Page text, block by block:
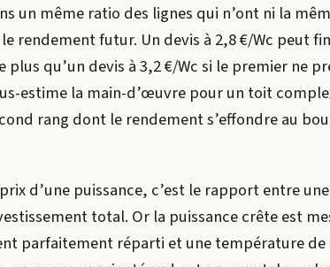
un même ratio des lignes qui n’ont ni la
rendement futur. Un devis à 2,8 €/Wc peut
qu’un devis à 3,2 €/Wc si le premier ne
estime la main-d’œuvre pour un toit
rang dont le rendement s’effondre au
d’une puissance, c’est le rapport entre une
total. Or la puissance crête est
parfaitement réparti et une température